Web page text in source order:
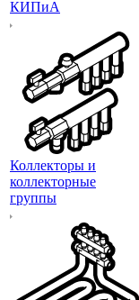
КИПиА
Коллекторы и
коллекторные
группы